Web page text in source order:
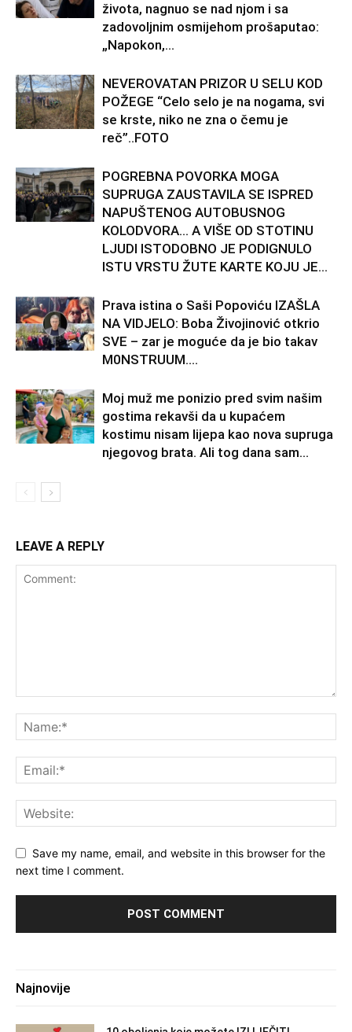
života, nagnuo se nad njom i sa
zadovoljnim osmijehom prošaputao:
„Napokon,...
NEVEROVATAN PRIZOR U SELU KOD
POŽEGE “Celo selo je na nogama, svi
se krste, niko ne zna o čemu je
reč”..FOTO
POGREBNA POVORKA MOGA
SUPRUGA ZAUSTAVILA SE ISPRED
NAPUŠTENOG AUTOBUSNOG
KOLODVORA… A VIŠE OD STOTINU
LJUDI ISTODOBNO JE PODIGNULO
ISTU VRSTU ŽUTE KARTE KOJU JE...
Prava istina o Saši Popoviću IZAŠLA
NA VIDJELO: Boba Živojinović otkrio
SVE – zar je moguće da je bio takav
M0NSTRUUM….
Moj muž me ponizio pred svim našim
gostima rekavši da u kupaćem
kostimu nisam lijepa kao nova supruga
njegovog brata. Ali tog dana sam...
LEAVE A REPLY
Save my name, email, and website in this browser for the
next time I comment.
Najnovije